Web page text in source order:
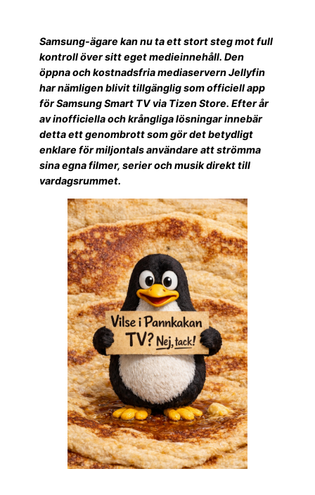
Samsung-ägare kan nu ta ett stort steg mot full
kontroll över sitt eget medieinnehåll. Den
öppna och kostnadsfria mediaservern Jellyfin
har nämligen blivit tillgänglig som officiell app
för Samsung Smart TV via Tizen Store. Efter år
av inofficiella och krångliga lösningar innebär
detta ett genombrott som gör det betydligt
enklare för miljontals användare att strömma
sina egna filmer, serier och musik direkt till
vardagsrummet.